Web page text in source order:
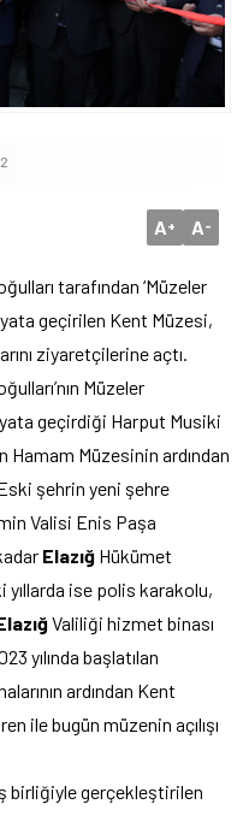
A+ A-
tarafından ‘Müzeler
geçirilen Kent Müzesi,
ziyaretçilerine açtı.
Müzeler
geçirdiği Harput Musiki
Hamam Müzesinin ardından
şehrin yeni şehre
Valisi Enis Paşa
Elazığ Hükümet
yıllarda ise polis karakolu,
Valiliği hizmet binası
yılında başlatılan
ardından Kent
ile bugün müzenin açılışı
birliğiyle gerçekleştirilen